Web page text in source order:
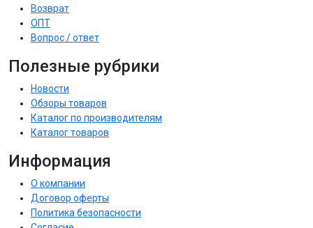
Возврат
ОПТ
Вопрос / ответ
Полезные рубрики
Новости
Обзоры товаров
Каталог по производителям
Каталог товаров
Информация
О компании
Договор оферты
Политика безопасности